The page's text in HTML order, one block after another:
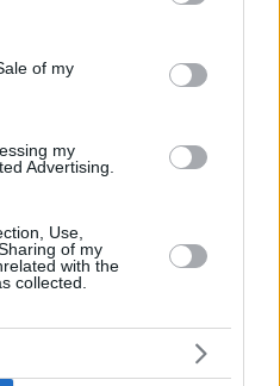
and its third-party tags to
purposes in below Google
of my
my
Advertising.
Use,
of my
with the
collected.